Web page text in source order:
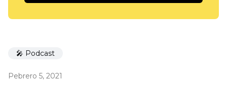
🎤 Podcast
Pebrero 5, 2021